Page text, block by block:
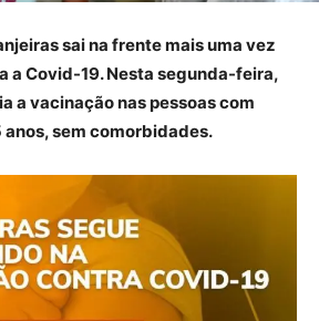
sai na frente mais uma vez
a Covid-19. Nesta segunda-feira,
a vacinação nas pessoas com
sem comorbidades.